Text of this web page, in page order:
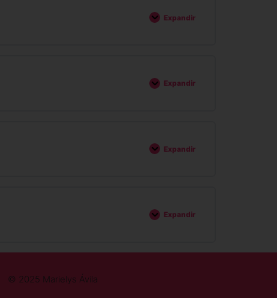
Expandir
Expandir
Expandir
Expandir
© 2025 Marielys Ávila